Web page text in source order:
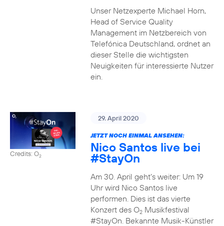
Unser Netzexperte Michael Horn,
Head of Service Quality
Management im Netzbereich von
Telefónica Deutschland, ordnet an
dieser Stelle die wichtigsten
Neuigkeiten für interessierte Nutzer
ein.
Credits: O2
29. April 2020
JETZT NOCH EINMAL ANSEHEN:
Nico Santos live bei
#StayOn
Am 30. April geht’s weiter: Um 19
Uhr wird Nico Santos live
performen. Dies ist das vierte
Konzert des O2Musikfestival
#StayOn. Bekannte Musik-Künstler